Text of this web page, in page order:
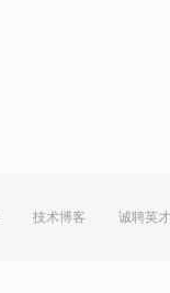
技术博客 诚聘英才